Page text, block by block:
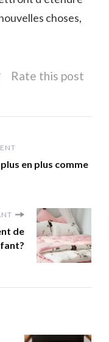
choses,
Rate this post
en plus comme
de